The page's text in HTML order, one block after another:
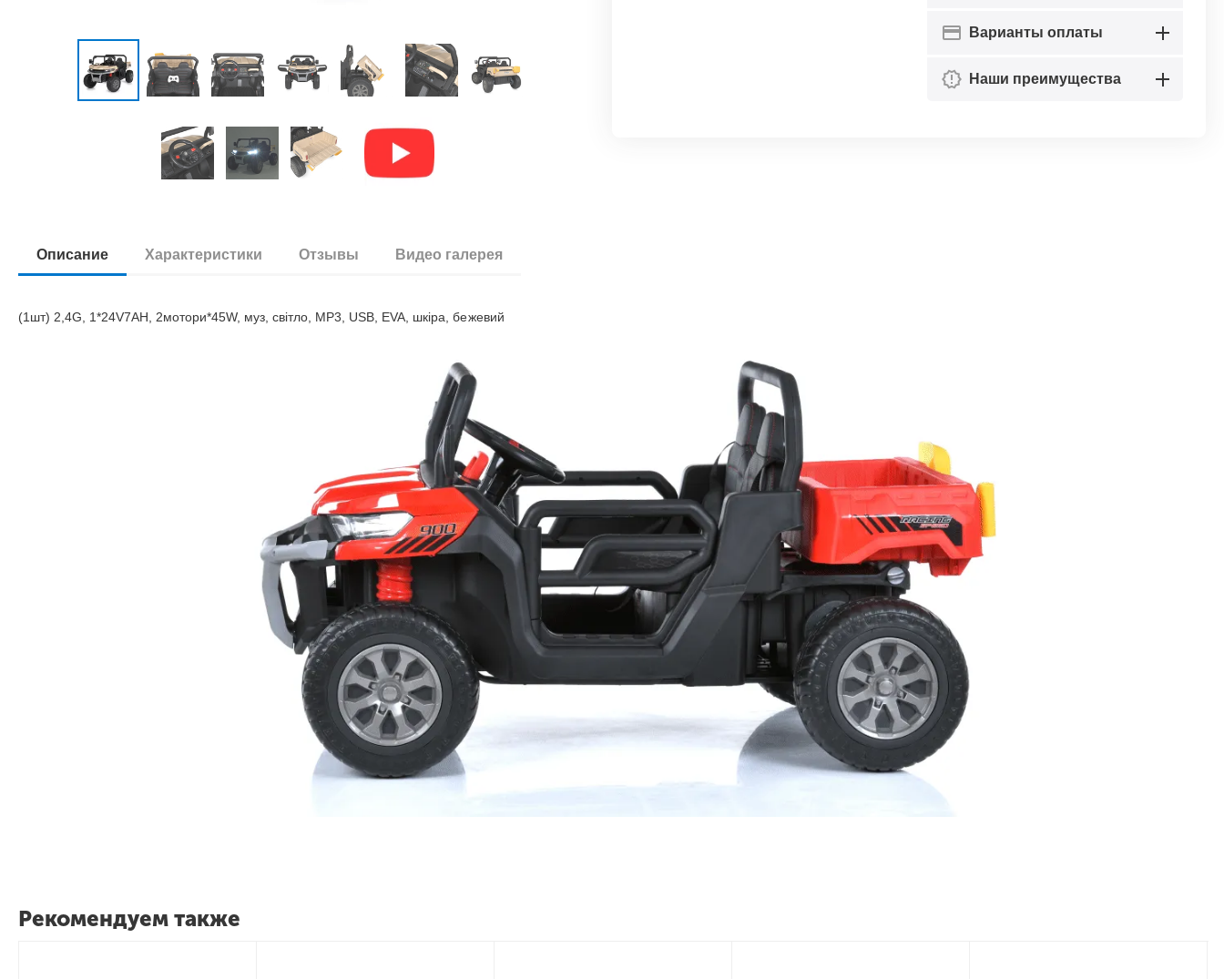
Варианты оплаты
Наши преимущества
Описание Характеристики Отзывы Видео галерея
(1шт) 2,4G, 1*24V7AH, 2мотори*45W, муз, свiтло, MP3, USB, EVA, шкiра, бежевий
Рекомендуем также